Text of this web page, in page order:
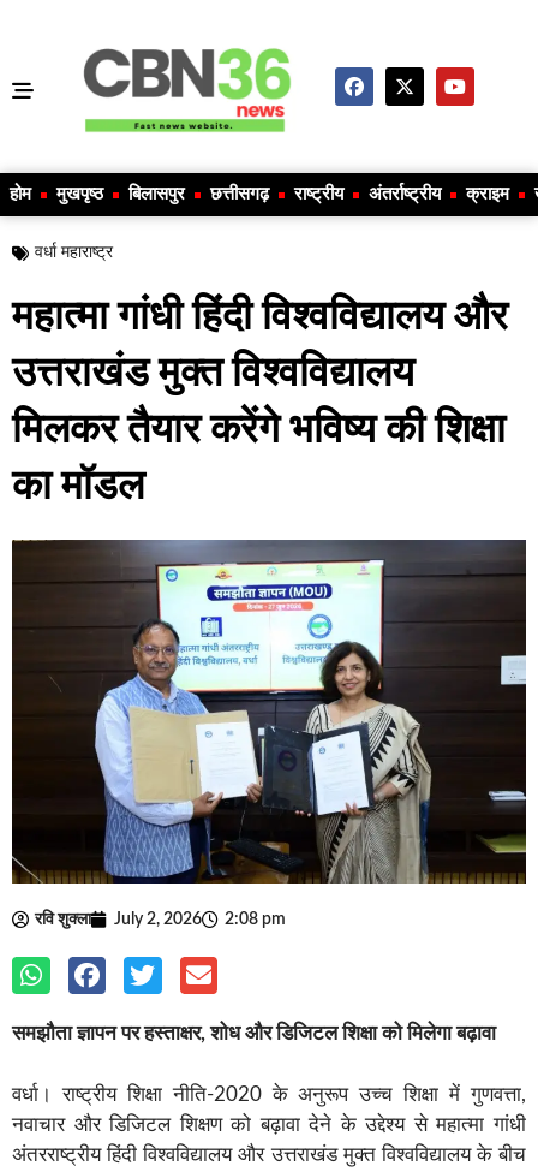
होम मुखपृष्ठ बिलासपुर छत्तीसगढ़ राष्ट्रीय अंतर्राष्ट्रीय क्राइम
वर्धा महाराष्ट्र
महात्मा गांधी हिंदी विश्वविद्यालय और
उत्तराखंड मुक्त विश्वविद्यालय
मिलकर तैयार करेंगे भविष्य की शिक्षा
का मॉडल
रवि शुक्ला July 2, 2026 2:08 pm
समझौता ज्ञापन पर हस्ताक्षर, शोध और डिजिटल शिक्षा को मिलेगा बढ़ावा
वर्धा। राष्ट्रीय शिक्षा नीति-2020 के अनुरूप उच्च शिक्षा में गुणवत्ता,
नवाचार और डिजिटल शिक्षण को बढ़ावा देने के उद्देश्य से महात्मा गांधी
अंतरराष्ट्रीय हिंदी विश्वविद्यालय और उत्तराखंड मुक्त विश्वविद्यालय के बीच